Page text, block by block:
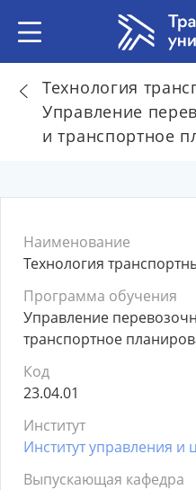
Технология
Управление
и транспортное
Наименование
Технология
Программа обучения
Управление
транспортное
Код
23.04.01
Институт
Институт управления и
Выпускающая кафедра